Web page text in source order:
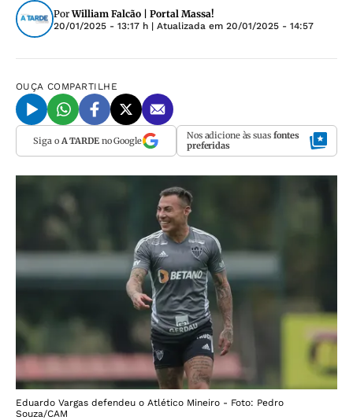
PorWilliam Falcão | Portal Massa!
20/01/2025 - 13:17 h | Atualizada em 20/01/2025 - 14:57
OUÇA COMPARTILHE
Siga o A TARDEno Google Nos adicione às suas fontes
preferidas
Eduardo Vargas defendeu o Atlético Mineiro - Foto: Pedro
Souza/CAM